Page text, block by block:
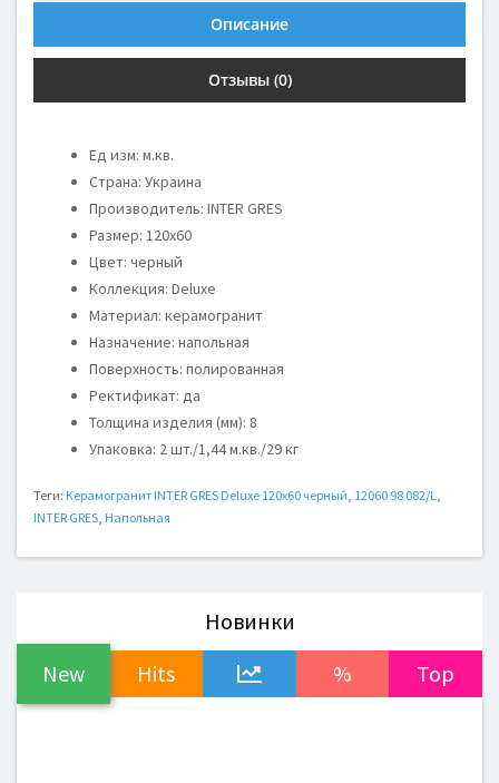
Описание
Отзывы (0)
Ед изм: м.кв.
Страна: Украина
Производитель: INTER GRES
Размер: 120x60
Цвет: черный
Коллекция: Deluxe
Материал: керамогранит
Назначение: напольная
Поверхность: полированная
Ректификат: да
Толщина изделия (мм): 8
Упаковка: 2 шт./1,44 м.кв./29 кг
Теги: Керамогранит INTER GRES Deluxe 120x60 черный, 12060 98 082/L,
INTER GRES, Напольная
Новинки
New
Hits % Top